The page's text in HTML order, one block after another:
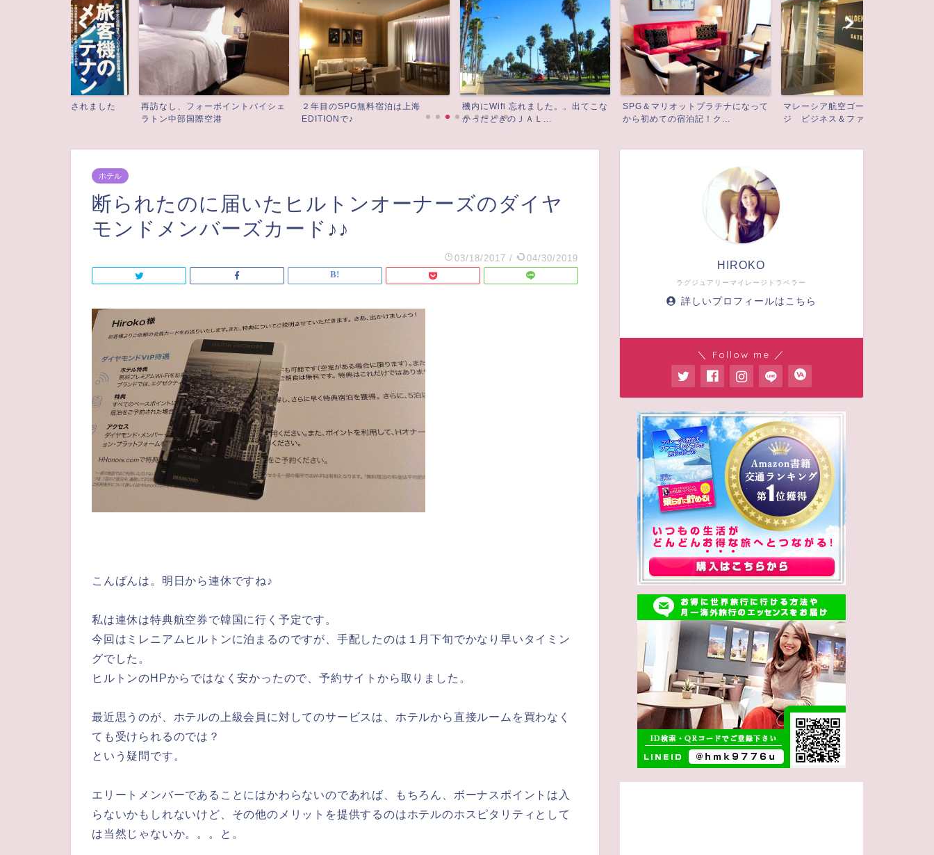
再訪なし、フォーポイントバイシェ
ラトン中部国際空港
２年目のSPG無料宿泊は上海
機内にWifi 忘れました。。出てこな
かったときのＪＡＬ...
SPG＆マリオットプラチナになって
から初めての宿泊記！ク...
マレーシア航空ゴールデンラウン
ジ ビジネス＆ファーストラ...
ホテル
断られたのに届いたヒルトンオーナーズのダイヤ
モンドメンバーズカード♪♪
03/18/2017 / 04/30/2019
こんばんは。明日から連休ですね♪
私は連休は特典航空券で韓国に行く予定です。
今回はミレニアムヒルトンに泊まるのですが、手配したのは１月下旬でかなり早いタイミン
グでした。
ヒルトンのHPからではなく安かったので、予約サイトから取りました。
最近思うのが、ホテルの上級会員に対してのサービスは、ホテルから直接ルームを買わなく
ても受けられるのでは？
という疑問です。
エリートメンバーであることにはかわらないのであれば、もちろん、ボーナスポイントは入
らないかもしれないけど、その他のメリットを提供するのはホテルのホスピタリティとして
は当然じゃないか。。。と。
ラグジュアリーマイレージトラベラー
HIROKO
詳しいプロフィールはこちら
＼ Follow me ／